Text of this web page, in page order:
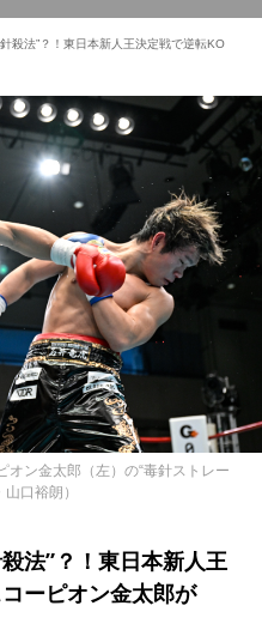
殺法”？！東日本新人王決定戦で逆転KO
ン金太郎（左）の“毒針ストレー
口裕朗）
法”？！東日本新人王
ーピオン金太郎が